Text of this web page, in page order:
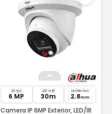
20 fps
6 MP
LED si IR
30m
lentila fixa
2.8mm
Camera IP 6MP Exterior, LED/IR